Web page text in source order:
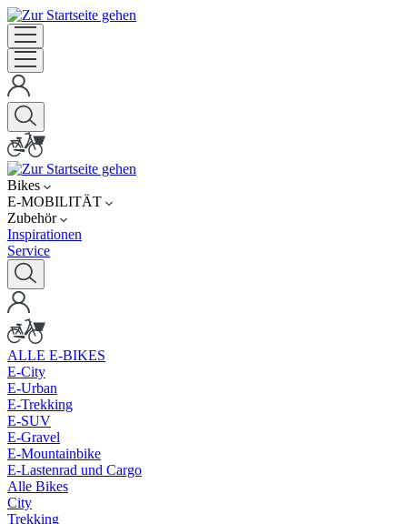
Bikes
E-MOBILITÄT
Zubehör
Inspirationen
Service
ALLE E-BIKES
E-City
E-Urban
E-Trekking
E-SUV
E-Gravel
E-Mountainbike
E-Lastenrad und Cargo
Alle Bikes
City
Trekking